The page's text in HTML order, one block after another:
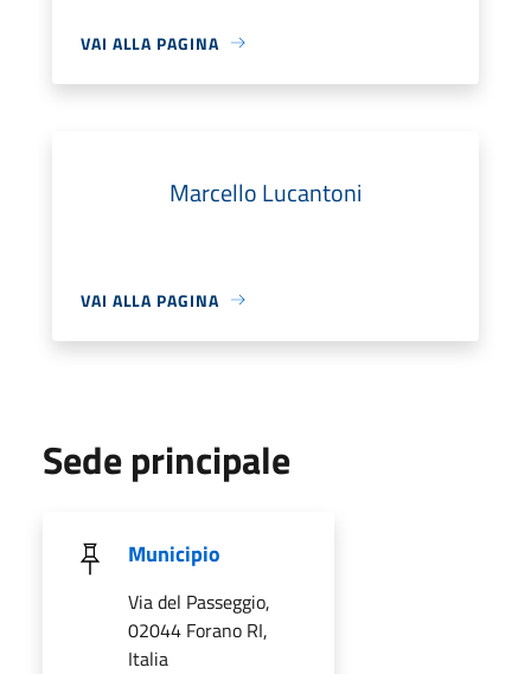
VAI ALLA PAGINA
Marcello Lucantoni
VAI ALLA PAGINA
Sede principale
Municipio
Via del Passeggio,
02044 Forano RI,
Italia